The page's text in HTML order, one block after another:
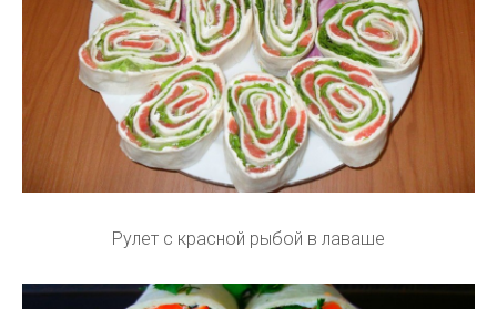
Рулет с красной рыбой в лаваше